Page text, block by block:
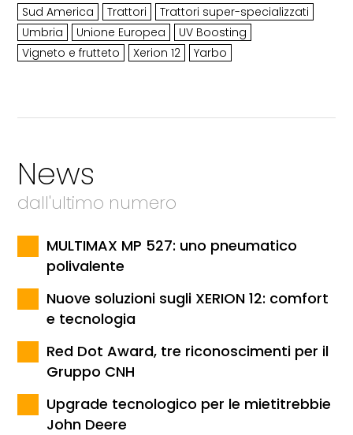
Sud America
Trattori
Trattori super-specializzati
Umbria
Unione Europea
UV Boosting
Vigneto e frutteto
Xerion 12 Yarbo
News
dall'ultimo numero
MULTIMAX MP 527: uno pneumatico
polivalente
Nuove soluzioni sugli XERION 12: comfort
e tecnologia
Red Dot Award, tre riconoscimenti per il
Gruppo CNH
Upgrade tecnologico per le mietitrebbie
John Deere